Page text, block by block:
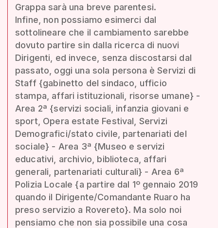
Grappa sarà una breve parentesi.
Infine, non possiamo esimerci dal
sottolineare che il cambiamento sarebbe
dovuto partire sin dalla ricerca di nuovi
Dirigenti, ed invece, senza discostarsi dal
passato, oggi una sola persona è Servizi di
Staff {gabinetto del sindaco, ufficio
stampa, affari istituzionali, risorse umane} -
Area 2ª {servizi sociali, infanzia giovani e
sport, Opera estate Festival, Servizi
Demografici/stato civile, partenariati del
sociale} - Area 3ª {Museo e servizi
educativi, archivio, biblioteca, affari
generali, partenariati culturali} - Area 6ª
Polizia Locale {a partire dal 1º gennaio 2019
quando il Dirigente/Comandante Ruaro ha
preso servizio a Rovereto}. Ma solo noi
pensiamo che non sia possibile una cosa